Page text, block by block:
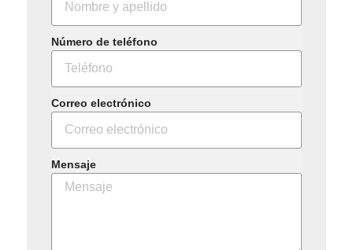
Número de teléfono
Correo electrónico
Mensaje